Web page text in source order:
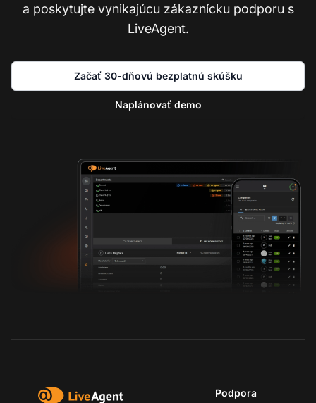
a poskytujte vynikajúcu zákaznícku podporu s
LiveAgent.
Začať 30-dňovú bezplatnú skúšku
Naplánovať demo
Podpora